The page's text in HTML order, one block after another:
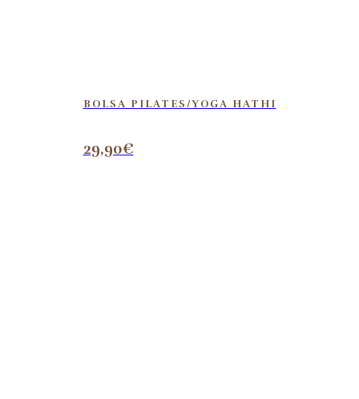
BOLSA PILATES/YOGA HATHI
29,90€